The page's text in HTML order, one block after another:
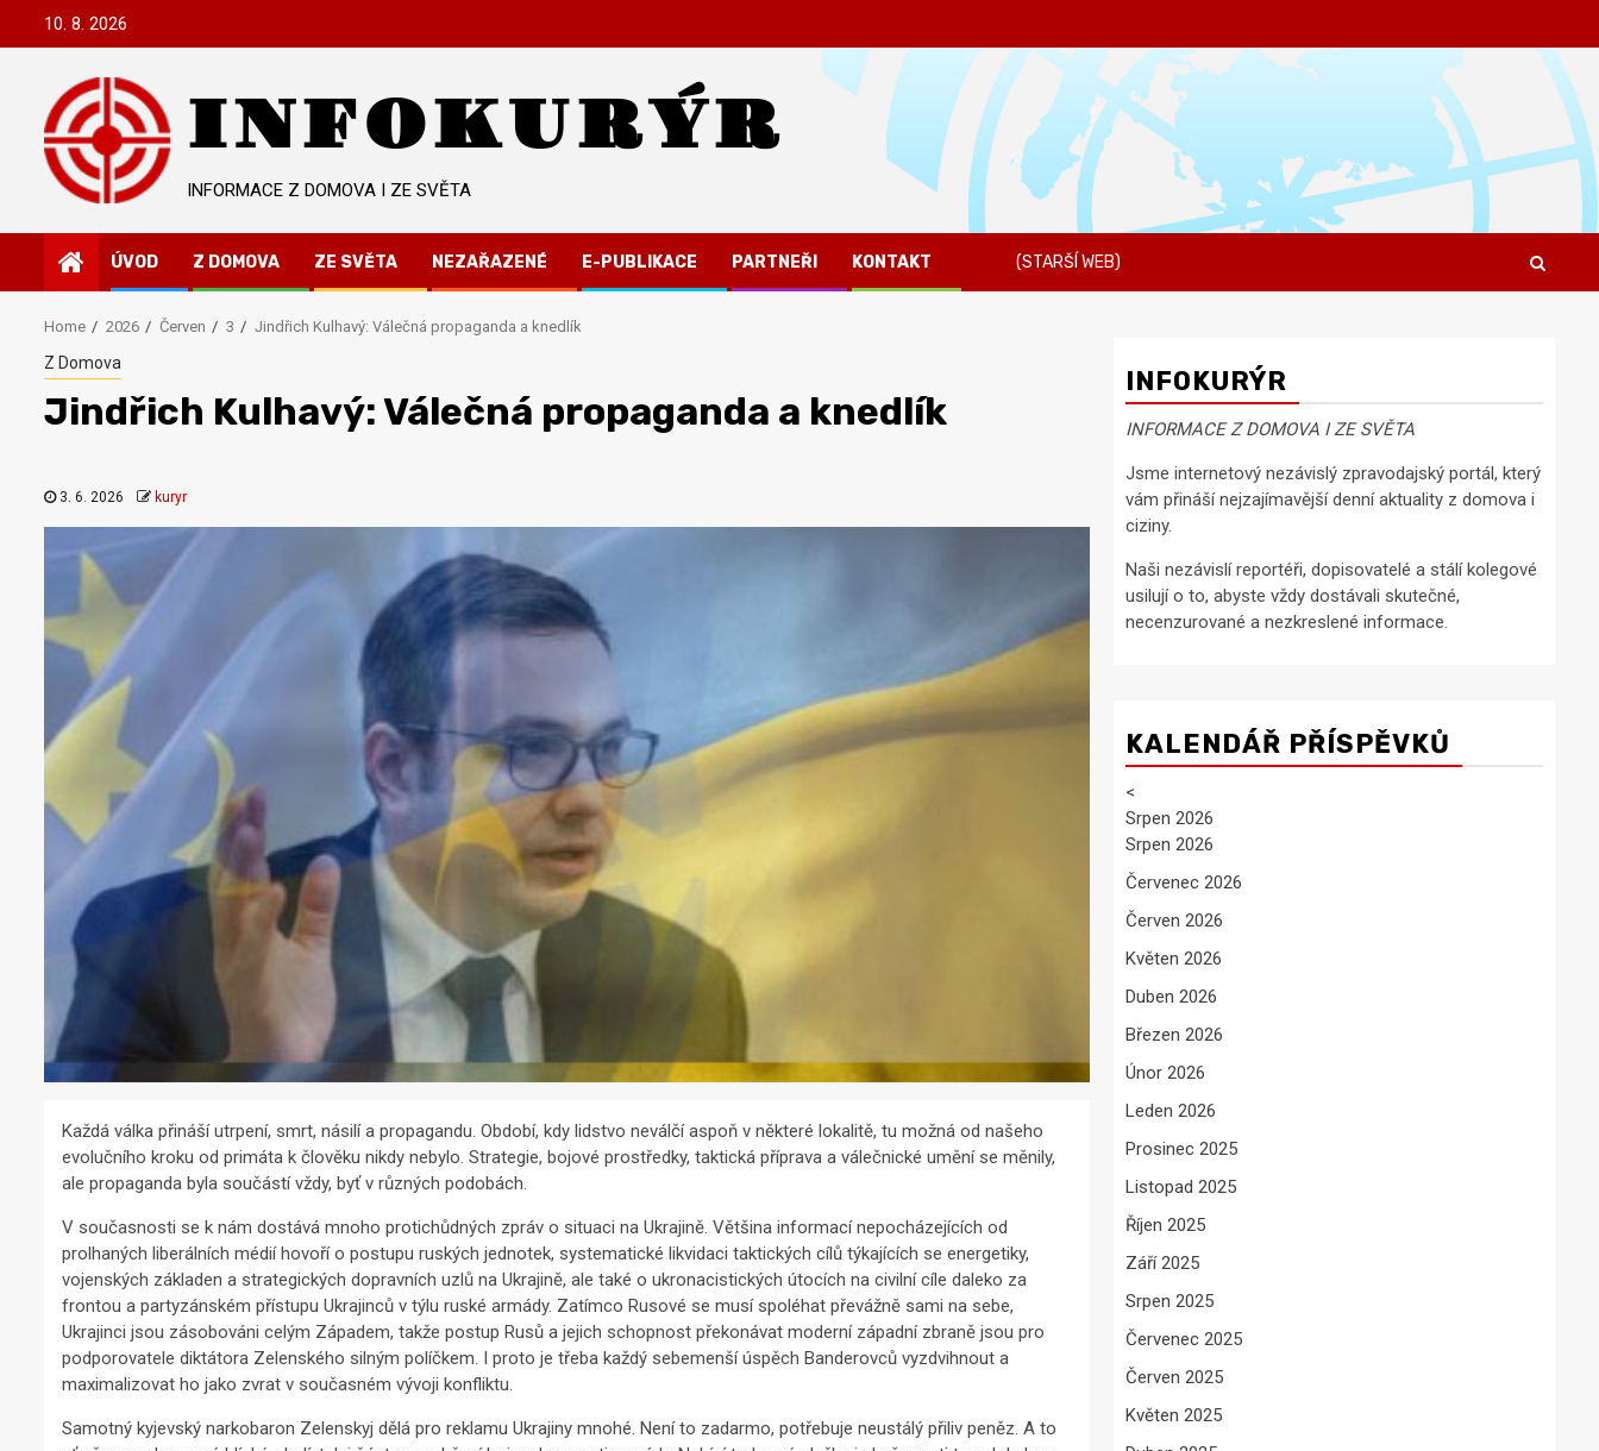
10. 8. 2026
INFOKURÝR
INFORMACE Z DOMOVA I ZE SVĚTA
ÚVOD Z DOMOVA ZE SVĚTA NEZAŘAZENÉ E-PUBLIKACE PARTNEŘI KONTAKT (STARŠÍ WEB)
Home 2026 Červen 3 Jindřich Kulhavý: Válečná propaganda a knedlík
Z Domova
Jindřich Kulhavý: Válečná propaganda a knedlík
3. 6. 2026 kuryr
Každá válka přináší utrpení, smrt, násilí a propagandu. Období, kdy lidstvo neválčí aspoň v některé lokalitě, tu možná od našeho
evolučního kroku od primáta k člověku nikdy nebylo. Strategie, bojové prostředky, taktická příprava a válečnické umění se měnily,
ale propaganda byla součástí vždy, byť v různých podobách.
V současnosti se k nám dostává mnoho protichůdných zpráv o situaci na Ukrajině. Většina informací nepocházejících od
prolhaných liberálních médií hovoří o postupu ruských jednotek, systematické likvidaci taktických cílů týkajících se energetiky,
vojenských základen a strategických dopravních uzlů na Ukrajině, ale také o ukronacistických útocích na civilní cíle daleko za
frontou a partyzánském přístupu Ukrajinců v týlu ruské armády. Zatímco Rusové se musí spoléhat převážně sami na sebe,
Ukrajinci jsou zásobováni celým Západem, takže postup Rusů a jejich schopnost překonávat moderní západní zbraně jsou pro
podporovatele diktátora Zelenského silným políčkem. I proto je třeba každý sebemenší úspěch Banderovců vyzdvihnout a
maximalizovat ho jako zvrat v současném vývoji konfliktu.
Samotný kyjevský narkobaron Zelenskyj dělá pro reklamu Ukrajiny mnohé. Není to zadarmo, potřebuje neustálý přiliv peněz. A to
INFOKURÝR
INFORMACE Z DOMOVA I ZE SVĚTA
Jsme internetový nezávislý zpravodajský portál, který
vám přináší nejzajímavější denní aktuality z domova i
ciziny.
Naši nezávislí reportéři, dopisovatelé a stálí kolegové
usilují o to, abyste vždy dostávali skutečné,
necenzurované a nezkreslené informace.
KALENDÁŘ PŘÍSPĚVKŮ
<
Srpen 2026
Srpen 2026
Červenec 2026
Červen 2026
Květen 2026
Duben 2026
Březen 2026
Únor 2026
Leden 2026
Prosinec 2025
Listopad 2025
Říjen 2025
Září 2025
Srpen 2025
Červenec 2025
Červen 2025
Květen 2025